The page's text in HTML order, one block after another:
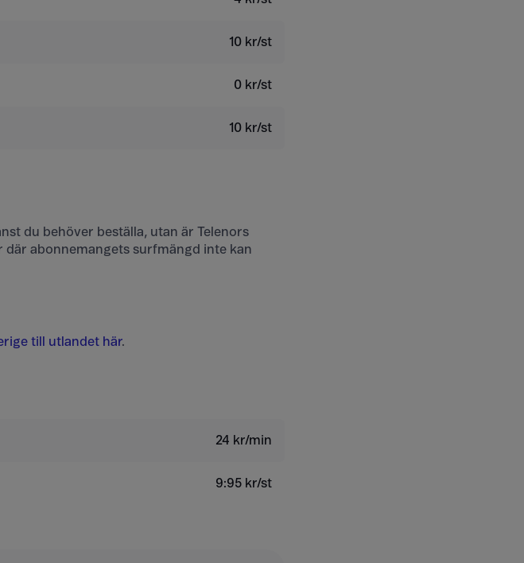
10 kr/st
0 kr/st
10 kr/st
du behöver beställa, utan är Telenors
abonnemangets surfmängd inte kan
till utlandet här.
24 kr/min
9:95 kr/st